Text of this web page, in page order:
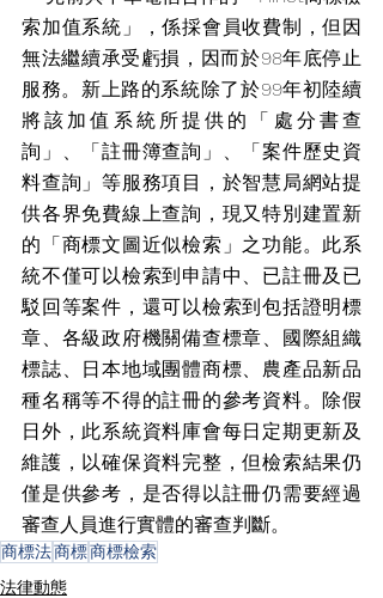
索加值系統」，係採會員收費制，但因
無法繼續承受虧損，因而於98年底停止
服務。新上路的系統除了於99年初陸續
將該加值系統所提供的「處分書查
詢」、「註冊簿查詢」、「案件歷史資
料查詢」等服務項目，於智慧局網站提
供各界免費線上查詢，現又特別建置新
的「商標文圖近似檢索」之功能。此系
統不僅可以檢索到申請中、已註冊及已
駁回等案件，還可以檢索到包括證明標
章、各級政府機關備查標章、國際組織
標誌、日本地域團體商標、農產品新品
種名稱等不得的註冊的參考資料。除假
日外，此系統資料庫會每日定期更新及
維護，以確保資料完整，但檢索結果仍
僅是供參考，是否得以註冊仍需要經過
審查人員進行實體的審查判斷。
商標法商標商標檢索
法律動態